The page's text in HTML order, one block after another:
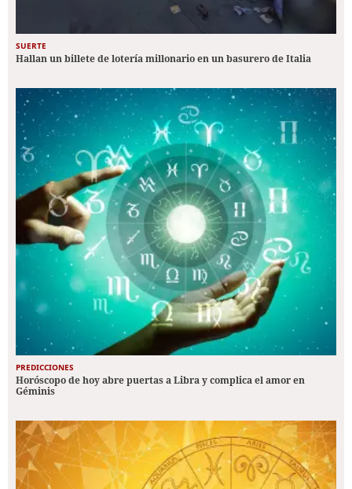
SUERTE
Hallan un billete de lotería millonario en un basurero de Italia
PREDICCIONES
Horóscopo de hoy abre puertas a Libra y complica el amor en
Géminis